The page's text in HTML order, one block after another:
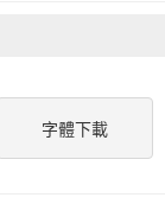
字體下載